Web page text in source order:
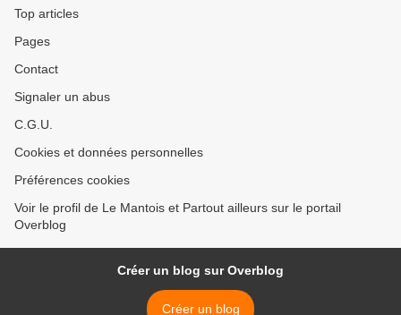
Top articles
Pages
Contact
Signaler un abus
C.G.U.
Cookies et données personnelles
Préférences cookies
Voir le profil de Le Mantois et Partout ailleurs sur le portail
Overblog
Créer un blog sur Overblog
Créer un blog